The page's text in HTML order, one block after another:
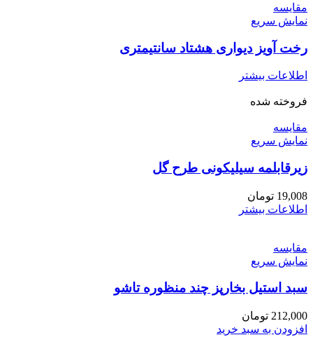
مقايسه
نمایش سریع
رخت آویز دیواری هشتاد سانتیمتری
اطلاعات بیشتر
فروخته شده
مقايسه
نمایش سریع
زیرقابلمه سیلیکونی طرح گل
19,008 تومان
اطلاعات بیشتر
مقايسه
نمایش سریع
سبد استیل بخارپز چند منظوره تاشو
212,000 تومان
افزودن به سبد خرید